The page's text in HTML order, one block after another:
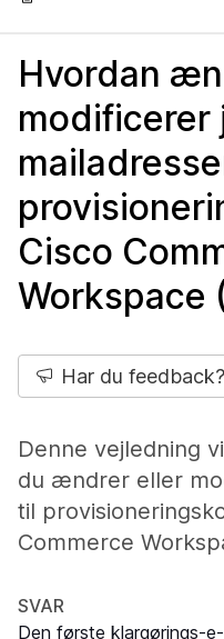
Hvordan
modificerer
Cisco
Workspace
Har du feedback?
Denne vejledning
du ændrer eller
til
Commerce
SVAR
Den første klargørings-